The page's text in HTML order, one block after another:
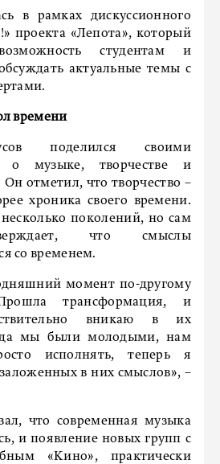
в рамках дискуссионного
проекта «Лепота», который
студентам и
актуальные темы с
времени
поделился своими
о музыке, творчестве и
отметил, что творчество –
хроника своего времени.
поколений, но сам
что смыслы
со временем.
момент по-другому
трансформация, и
вникаю в их
мы были молодыми, нам
исполнять, теперь я
в них смыслов», –
что современная музыка
и появление новых групп с
«Кино», практически